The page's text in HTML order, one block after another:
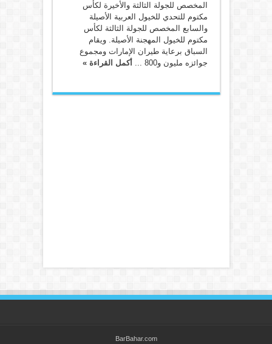
المخصص للجولة الثالثة والأخيرة لكأس
مكتوم للتحدي للخيول العربية الأصيلة
والسابع المخصص للجولة الثالثة لكأس
مكتوم للخيول المهجنة الأصيلة. ويقام
السباق برعاية طيران الإمارات ومجموع
جوائزه مليون و800 ...
أكمل القراءة »
BarBahar.com